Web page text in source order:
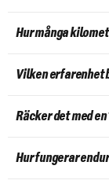
Hur många
Vilken erfarenhet
Räcker det med
Hur fungerar